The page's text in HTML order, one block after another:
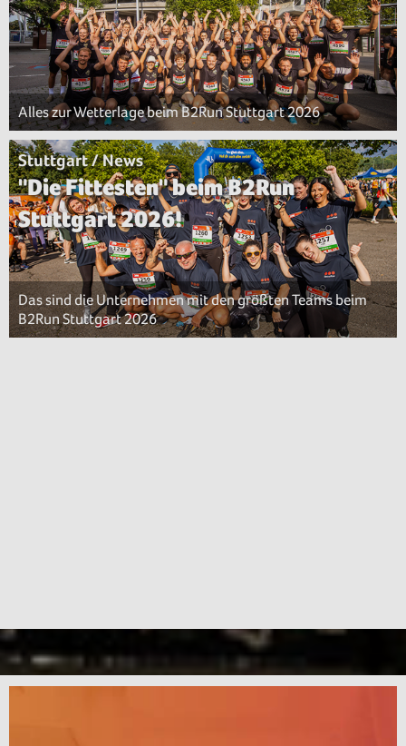
Alles zur Wetterlage beim B2Run Stuttgart 2026
Stuttgart / News
"Die Fittesten" beim B2Run
Stuttgart 2026!
Das sind die Unternehmen mit den größten Teams beim
B2Run Stuttgart 2026